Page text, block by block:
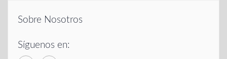
Sobre Nosotros
Síguenos en: